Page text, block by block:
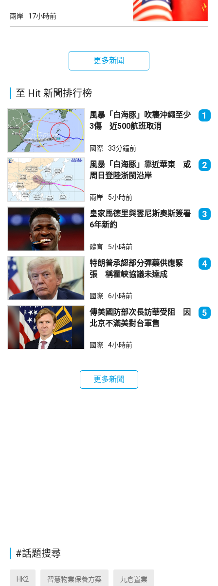
兩岸 17小時前
更多新聞
至 Hit 新聞排行榜
風暴「白海豚」吹襲沖繩至少
3傷 近500航班取消
1
國際 33分鐘前
風暴「白海豚」靠近華東 或
周日登陸浙閩沿岸
2
兩岸 5小時前
皇家馬德里與雲尼斯奧斯簽署
6年新約
3
體育 5小時前
特朗普承認部分彈藥供應緊
張 稱霍峽協議未達成
4
國際 6小時前
傳美國防部次長訪華受阻 因
北京不滿美對台軍售
5
國際 4小時前
更多新聞
#話題搜尋
HK2 智慧物業保養方案 九倉置業